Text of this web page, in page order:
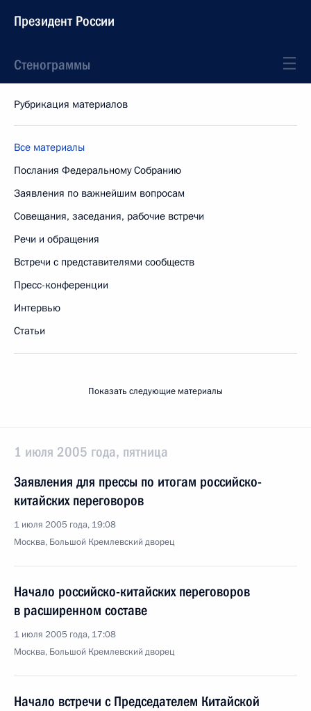
Президент России
Стенограммы
Рубрикация материалов
Все материалы
Послания Федеральному Собранию
Заявления по важнейшим вопросам
Совещания, заседания, рабочие встречи
Речи и обращения
Встречи с представителями сообществ
Пресс-конференции
Интервью
Статьи
Показать следующие материалы
1 июля 2005 года, пятница
Заявления для прессы по итогам российско-
китайских переговоров
1 июля 2005 года, 19:08
Москва, Большой Кремлевский дворец
Начало российско-китайских переговоров
в расширенном составе
1 июля 2005 года, 17:08
Москва, Большой Кремлевский дворец
Начало встречи с Председателем Китайской